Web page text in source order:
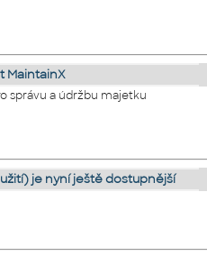
MaintainX
správu a údržbu majetku
je nyní ještě dostupnější